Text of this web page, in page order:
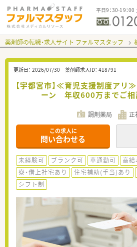
平日9：30-19：00
薬剤師の転職・求人サイト ファルマスタッフ
更新日： 2026/07/30 薬剤師求人ID： 418791
【宇都宮市】≪育児支援制度ア
ーン 年収600万までご
調剤薬局 正
この求人に
問い合わせる
未経験可 ブランク可 車通勤可
高
寮・借上社宅あり
住宅補助(手当)あり
シフト制